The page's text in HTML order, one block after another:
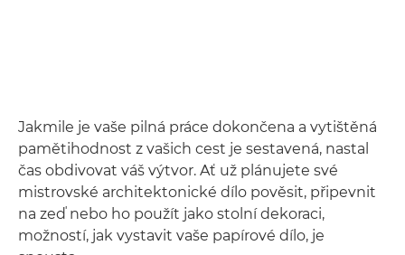
Jakmile je vaše pilná práce dokončena a vytištěná
pamětihodnost z vašich cest je sestavená, nastal
čas obdivovat váš výtvor. Ať už plánujete své
mistrovské architektonické dílo pověsit, připevnit
na zeď nebo ho použít jako stolní dekoraci,
možností, jak vystavit vaše papírové dílo, je